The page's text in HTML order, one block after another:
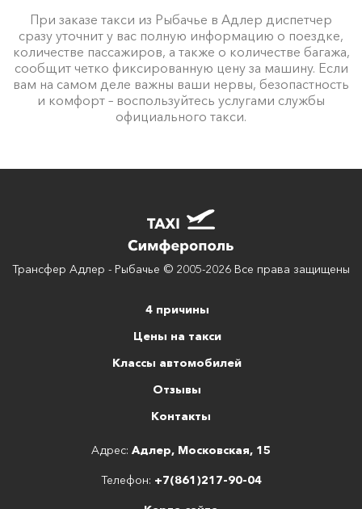
При заказе такси из Рыбачье в Адлер диспетчер
сразу уточнит у вас полную информацию о поездке,
количестве пассажиров, а также о количестве багажа,
сообщит четко фиксированную цену за машину. Если
вам на самом деле важны ваши нервы, безопастность
и комфорт – воспользуйтесь услугами службы
официального такси.
Трансфер Адлер - Рыбачье © 2005-2026 Все права защищены
4 причины
Цены на такси
Классы автомобилей
Отзывы
Контакты
Адрес: Адлер, Московская, 15
Телефон: +7(861)217-90-04